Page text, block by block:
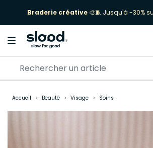
Braderie créative 🎨🧵 Jusqu'à -30%
Accueil Beauté Visage Soins